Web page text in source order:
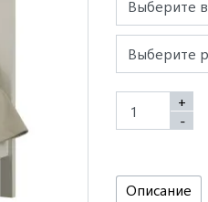
+
-
Описание